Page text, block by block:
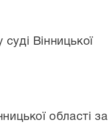
Вінницької
області за